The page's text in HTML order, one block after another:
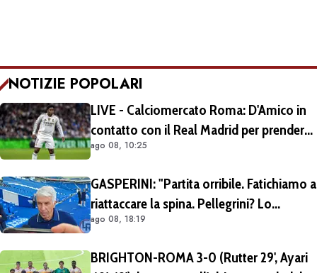
NOTIZIE POPOLARI
LIVE - Calciomercato Roma: D'Amico in
contatto con il Real Madrid per prendere
Endrick in prestito con diritto di riscatto.
ago 08, 10:25
GASPERINI: "Partita orribile. Fatichiamo a
riattaccare la spina. Pellegrini? Lo
rivedremo in campo tra un mese.
ago 08, 18:19
BRIGHTON-ROMA 3-0 (Rutter 29', Ayari